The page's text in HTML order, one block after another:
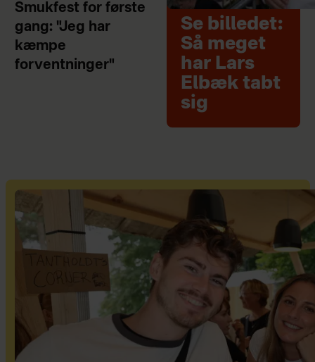
Smukfest for første
gang: "Jeg har
kæmpe
forventninger"
Se billedet:
Så meget
har Lars
Elbæk tabt
sig